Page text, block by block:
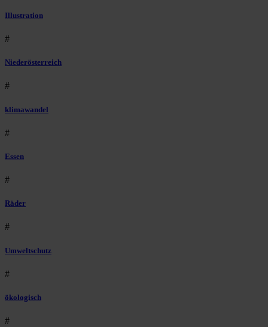
Illustration
#
Niederösterreich
#
klimawandel
#
Essen
#
Räder
#
Umweltschutz
#
ökologisch
#